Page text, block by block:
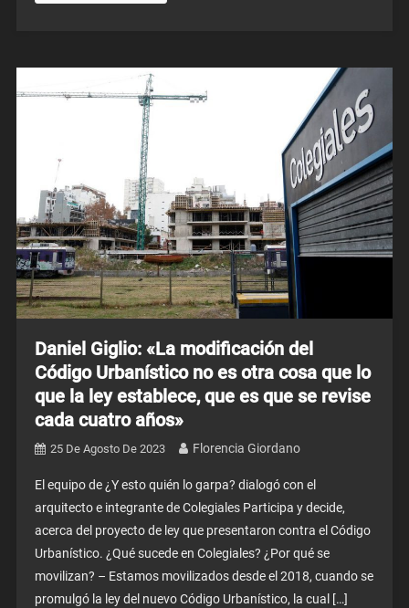
Daniel Giglio: «La modificación del
Código Urbanístico no es otra cosa que lo
que la ley establece, que es que se revise
cada cuatro años»
25 De Agosto De 2023 Florencia Giordano
El equipo de ¿Y esto quién lo garpa? dialogó con el
arquitecto e integrante de Colegiales Participa y decide,
acerca del proyecto de ley que presentaron contra el Código
Urbanístico. ¿Qué sucede en Colegiales? ¿Por qué se
movilizan? – Estamos movilizados desde el 2018, cuando se
promulgó la ley del nuevo Código Urbanístico, la cual […]